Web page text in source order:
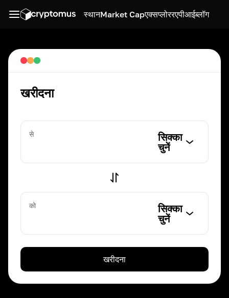
स्थानMarket Capएक्सप्लोररएपीआईब्लॉग
खरीदना
से
सिक्का
चुनें
को
सिक्का
चुनें
खरीदना